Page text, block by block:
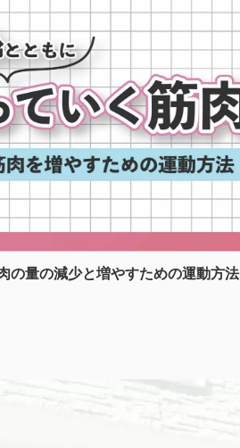
の量の減少と増やすための運動方法